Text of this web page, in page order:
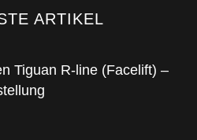
ARTIKEL
Tiguan R-line (Facelift) –